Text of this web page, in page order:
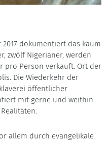
dokumentiert das kaum
zwölf Nigerianer, werden
pro Person verkauft. Ort der
Die Wiederkehr der
öffentlicher
mit gerne und weithin
allem durch evangelikale